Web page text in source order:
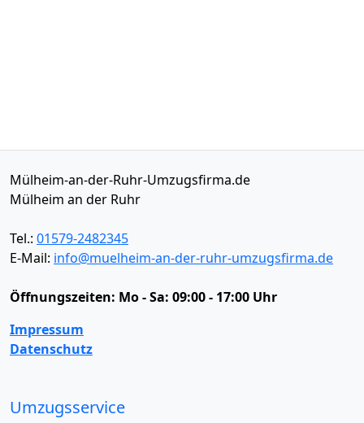
Mülheim-an-der-Ruhr-Umzugsfirma.de
Mülheim an der Ruhr
Tel.: 01579-2482345
E-Mail: info@muelheim-an-der-ruhr-umzugsfirma.de
Öffnungszeiten: Mo - Sa: 09:00 - 17:00 Uhr
Impressum
Datenschutz
Umzugsservice